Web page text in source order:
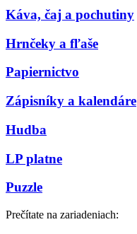
Káva, čaj a pochutiny
Hrnčeky a fľaše
Papiernictvo
Zápisníky a kalendáre
Hudba
LP platne
Puzzle
Prečítate na zariadeniach: